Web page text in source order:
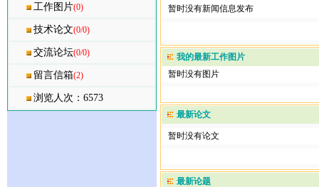
工作图片(0)
技术论文(0/0)
交流论坛(0/0)
留言信箱(2)
浏览人次：6573
暂时没有新闻信息发布
我的最新工作图片
暂时没有图片
最新论文
暂时没有论文
最新论题